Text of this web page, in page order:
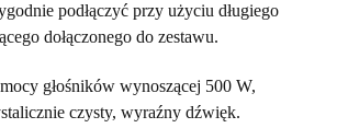
podłączyć przy użyciu długiego
dołączonego do zestawu.
głośników wynoszącej 500 W,
czysty, wyraźny dźwięk.